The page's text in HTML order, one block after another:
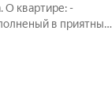
О квартире: -
в приятных,
двери -